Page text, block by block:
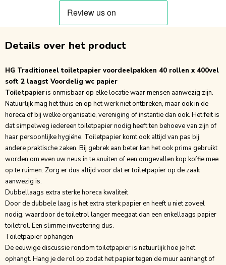
Details over het product
HG Traditioneel toiletpapier voordeelpakken 40 rollen x 400vel
soft 2 laagst Voordelig wc papier
Toiletpapieris onmisbaar op elke locatie waar mensen aanwezig zijn.
Natuurlijk mag het thuis en op het werk niet ontbreken, maar ook in de
horeca of bij welke organisatie, vereniging of instantie dan ook. Het feit is
dat simpelweg iedereentoiletpapiernodig heeft ten behoeve van zijn of
haar persoonlijke hygiëne. Toiletpapier komt ook altijd van pas bij
andere praktische zaken. Bij gebrek aan beter kan het ook prima gebruikt
worden om even uw neus in te snuiten of een omgevallen kop koffie mee
op te ruimen. Zorg er dus altijd voor dat er toiletpapier op de zaak
aanwezig is.
Dubbellaags extra sterke horeca kwaliteit
Door de dubbele laag is het extra sterk papier en heeft u niet zoveel
nodig, waardoor de toiletrol langer meegaat dan een enkellaags papier
toiletrol. Een slimme investering dus.
Toiletpapier ophangen
De eeuwige discussie rondom toiletpapier is natuurlijk hoe je het
ophangt. Hang je de rol op zodat het papier tegen de muur aanhangt of